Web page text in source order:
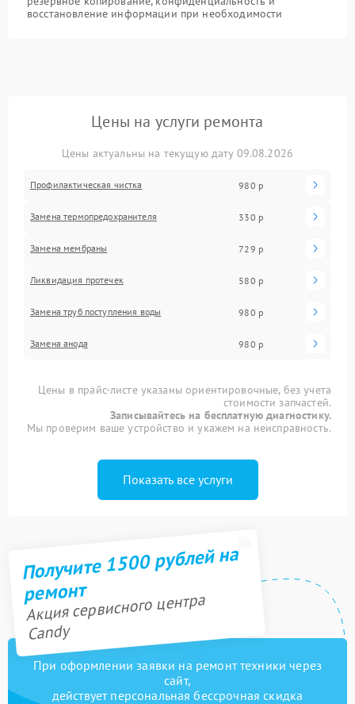
восстановление информации при необходимости
Цены на услуги ремонта
Цены актуальны на текущую дату 09.08.2026
Профилактическая чистка 980 р
Замена термопредохранителя 330 р
Замена мембраны 729 р
Ликвидация протечек 580 р
Замена труб поступления воды 980 р
Замена анода 980 р
Цены в прайс-листе указаны ориентировочные, без учета
стоимости запчастей.
Записывайтесь на бесплатную диагностику.
Мы проверим ваше устройство и укажем на неисправность.
Показать все услуги
Получите 1500 рублей на
ремонт
Акция сервисного центра
Candy
При оформлении заявки на ремонт техники через
сайт,
действует персональная бессрочная скидка